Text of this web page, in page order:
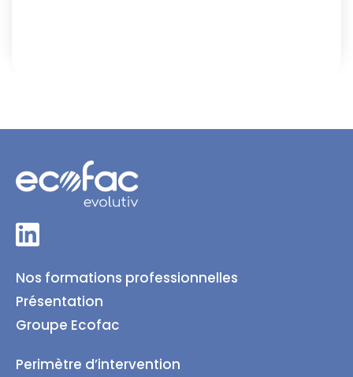
Nos formations professionnelles
Présentation
Groupe Ecofac
Perimètre d’intervention